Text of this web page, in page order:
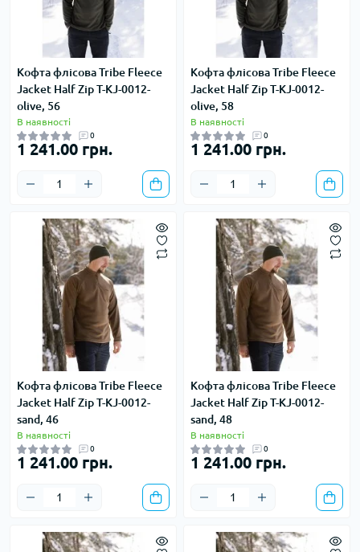
Кофта флісова Tribe Fleece
Jacket Half Zip T-KJ-0012-
olive, 56
В наявності
0
1 241.00 грн.
Кофта флісова Tribe Fleece
Jacket Half Zip T-KJ-0012-
olive, 58
В наявності
0
1 241.00 грн.
Кофта флісова Tribe Fleece
Jacket Half Zip T-KJ-0012-
sand, 46
В наявності
0
1 241.00 грн.
Кофта флісова Tribe Fleece
Jacket Half Zip T-KJ-0012-
sand, 48
В наявності
0
1 241.00 грн.